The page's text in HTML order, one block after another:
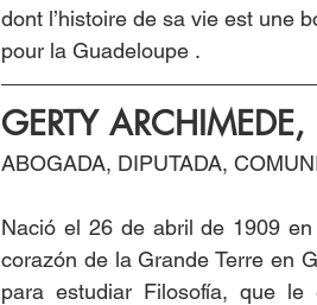
dont l’histoire de sa vie est une
pour la Guadeloupe .
GERTY
ABOGADA, DIPUTADA,
Nació el 26 de abril de 1909
corazón de la Grande Terre en
para estudiar Filosofía, que